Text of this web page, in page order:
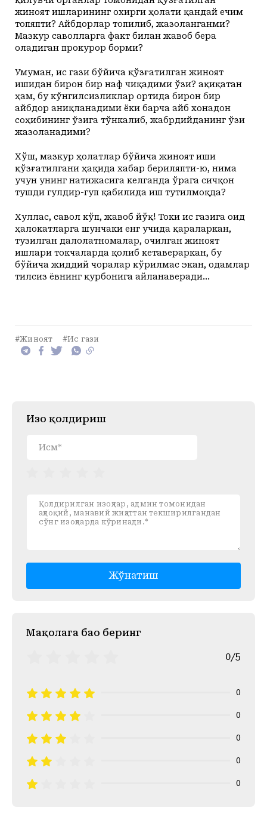
жиноят ишларининг охирги ҳолати қандай ечим
топяпти? Айбдорлар топилиб, жазоланганми?
Мазкур саволларга факт билан жавоб бера
оладиган прокурор борми?
Умуман, ис гази бўйича қўзғатилган жиноят
ишидан бирон бир наф чиқадими ўзи? Ҳақиқатан
ҳам, бу кўнгилсизликлар ортида бирон бир
айбдор аниқланадими ёки барча айб хонадон
соҳибининг ўзига тўнкалиб, жабрдийданинг ўзи
жазоланадими?
Хўш, мазкур ҳолатлар бўйича жиноят иши
қўзғатилгани ҳақида хабар бериляпти-ю, нима
учун унинг натижасига келганда ўрага сичқон
тушди гулдир-гуп қабилида иш тутилмоқда?
Хуллас, савол кўп, жавоб йўқ! Токи ис газига оид
ҳалокатларга шунчаки енг учида қараларкан,
тузилган далолатномалар, очилган жиноят
ишлари токчаларда қолиб кетавераркан, бу
бўйича жиддий чоралар кўрилмас экан, одамлар
тилсиз ёвнинг қурбонига айланаверади...
#Жиноят #Ис гази
Изоҳ қолдириш
Жўнатиш
Mақолага баҳо беринг
0/5
0
0
0
0
0